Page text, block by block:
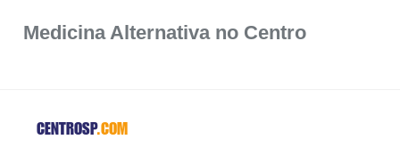
Medicina Alternativa no Centro
CENTROSP.COM